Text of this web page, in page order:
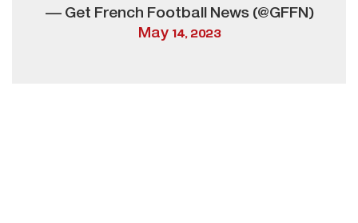
— Get French Football News (@GFFN)
May 14, 2023